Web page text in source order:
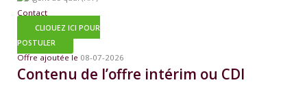
Candidats
Contact
CLIQUEZ ICI POUR
POSTULER
Offre ajoutée le 08-07-2026
Contenu de l’offre intérim ou CDI